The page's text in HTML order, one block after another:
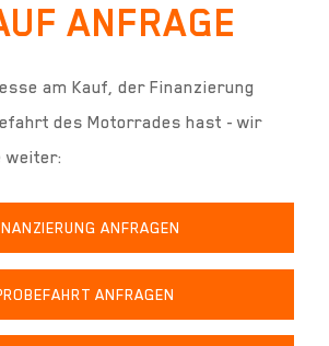
ANFRAGE
am Kauf, der Finanzierung
des Motorrades hast - wir
weiter:
ANFRAGEN
ANFRAGEN